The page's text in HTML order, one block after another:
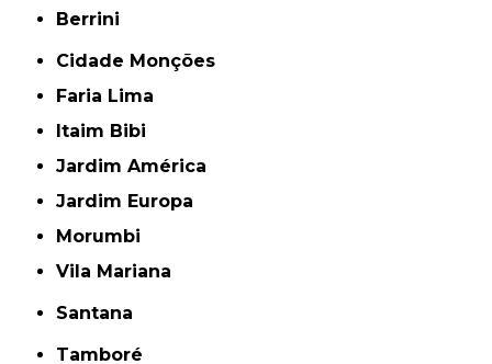
Berrini
Cidade Monções
Faria Lima
Itaim Bibi
Jardim América
Jardim Europa
Morumbi
Vila Mariana
Santana
Tamboré